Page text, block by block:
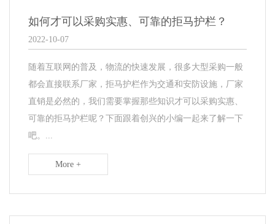
如何才可以采购实惠、可靠的拒马护栏？
2022-10-07
随着互联网的普及，物流的快速发展，很多大型采购一般
都会直接联系厂家，拒马护栏作为交通和安防设施，厂家
直销是必然的，我们需要掌握那些知识才可以采购实惠、
可靠的拒马护栏呢？下面跟着创兴的小编一起来了解一下
吧。...
More +